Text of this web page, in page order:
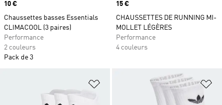
Prix
10 €
Chaussettes basses Essentials
CLIMACOOL (3 paires)
Performance
2 couleurs
Pack de 3
Prix
15 €
CHAUSSETTES DE RUNNING MI-
MOLLET LÉGÈRES
Performance
4 couleurs
Ajouter à la Liste de produits